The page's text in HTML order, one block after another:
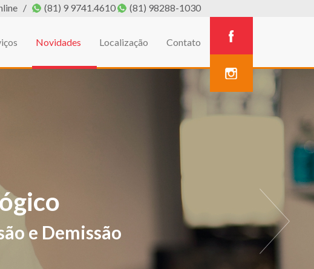
/ (81) 9 9741.4610 (81) 98288-1030
Novidades Localização Contato
de